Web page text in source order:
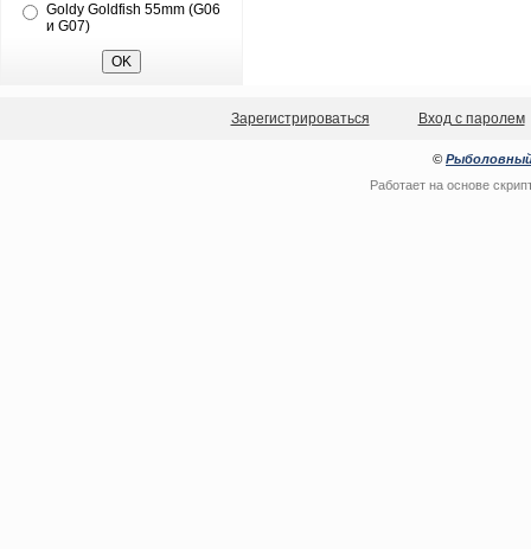
Goldy Goldfish 55mm (G06
и G07)
Зарегистрироваться Вход с паролем
© Рыболовный
Работает на основе